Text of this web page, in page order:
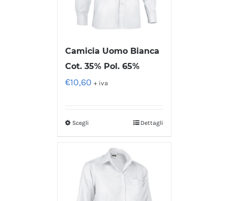
Camicia Uomo Bianca
Cot. 35% Pol. 65%
€10,60 + iva
Scegli Dettagli